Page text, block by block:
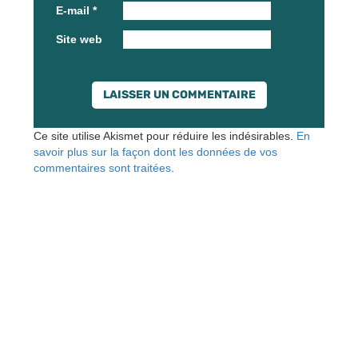
E-mail *
Site web
Ce site utilise Akismet pour réduire les indésirables. En
savoir plus sur la façon dont les données de vos
commentaires sont traitées